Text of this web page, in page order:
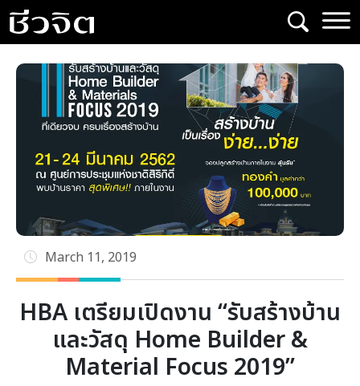
Skip
to
content
March 11, 2019
HBA เตรียมเปิดงาน “รับสร้างบ้าน
และวัสดุ Home Builder &
Material Focus 2019”